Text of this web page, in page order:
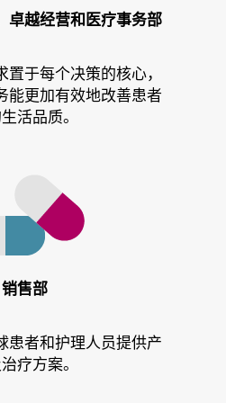
卓越经营和医疗事务部
于每个决策的核心，
能更加有效地改善患者
活品质。
销售部
患者和护理人员提供产
疗方案。